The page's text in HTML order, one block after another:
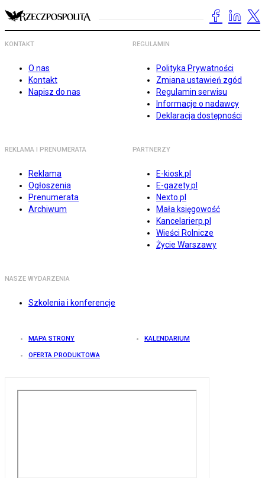
KONTAKT
O nas
Kontakt
Napisz do nas
REGULAMIN
Polityka Prywatności
Zmiana ustawień zgód
Regulamin serwisu
Informacje o nadawcy
Deklaracja dostępności
REKLAMA I PRENUMERATA
Reklama
Ogłoszenia
Prenumerata
Archiwum
PARTNERZY
E-kiosk.pl
E-gazety.pl
Nexto.pl
Mała księgowość
Kancelarierp.pl
Wieści Rolnicze
Życie Warszawy
NASZE WYDARZENIA
Szkolenia i konferencje
MAPA STRONY KALENDARIUM
OFERTA PRODUKTOWA